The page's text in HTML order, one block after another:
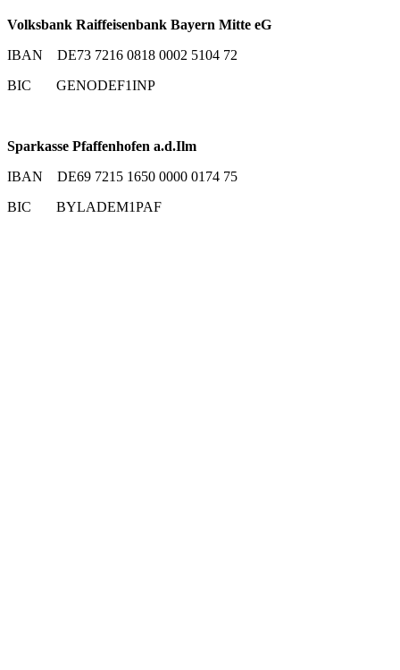
Volksbank Raiffeisenbank Bayern Mitte eG
IBAN DE73 7216 0818 0002 5104 72
BIC GENODEF1INP
Sparkasse Pfaffenhofen a.d.Ilm
IBAN DE69 7215 1650 0000 0174 75
BIC BYLADEM1PAF